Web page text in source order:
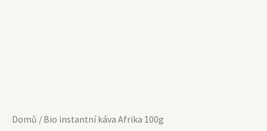
Domů / Bio instantní káva Afrika 100g